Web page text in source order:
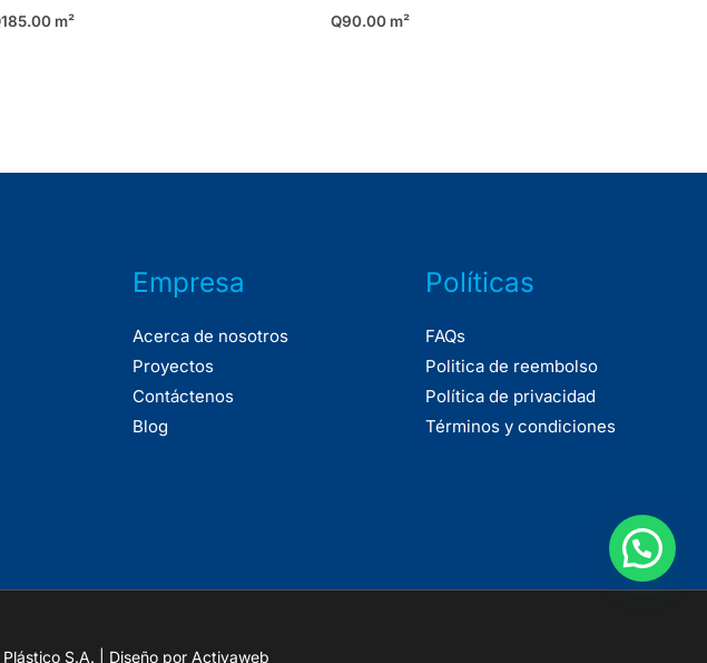
185.00 m² Q90.00 m²
Empresa
Acerca de nosotros
Proyectos
Contáctenos
Blog
Políticas
FAQs
Politica de reembolso
Política de privacidad
Términos y condiciones
S.A. | Diseño por Activaweb